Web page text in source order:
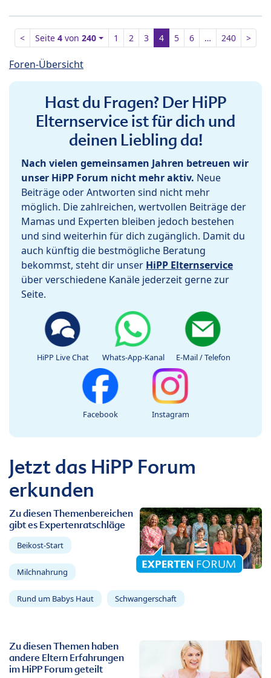
< Seite4 von240 1 2 3 4 5 6 … 240 >
Foren-Übersicht
Hast du Fragen? Der HiPP
Elternservice ist für dich und
deinen Liebling da!
Nach vielen gemeinsamen Jahren betreuen wir
unser HiPP Forum nicht mehr aktiv. Neue
Beiträge oder Antworten sind nicht mehr
möglich. Die zahlreichen, wertvollen Beiträge der
Mamas und Experten bleiben jedoch bestehen
und sind weiterhin für dich zugänglich. Damit du
auch künftig die bestmögliche Beratung
bekommst, steht dir unser HiPP Elternservice
über verschiedene Kanäle jederzeit gerne zur
Seite.
HiPP Live Chat Whats-App-Kanal E-Mail / Telefon
Facebook Instagram
Jetzt das HiPP Forum
erkunden
Zu diesen Themenbereichen
gibt es Expertenratschläge
Beikost-Start
Milchnahrung
Rund um Babys Haut Schwangerschaft
Zu diesen Themen haben
andere Eltern Erfahrungen
im HiPP Forum geteilt